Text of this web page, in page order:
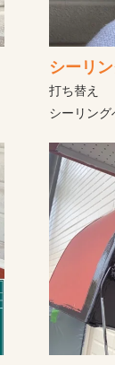
シーリ
打ち替え
シーリン